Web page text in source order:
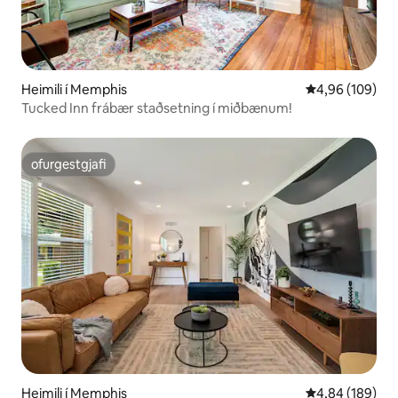
Heimili í Memphis 4,96 af 5 í
4,96 (109)
Tucked Inn frábær staðsetning í miðbænum!
ofurgestgjafi
ofurgestgjafi
Heimili í Memphis 4,84 af 5 í
4,84 (189)